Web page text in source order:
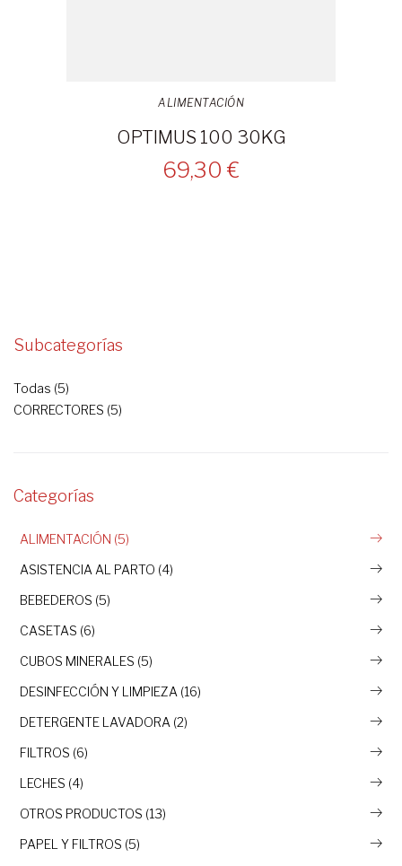
ALIMENTACIÓN
OPTIMUS 100 30KG
69,30 €
Subcategorías
Todas (5)
CORRECTORES (5)
Categorías
ALIMENTACIÓN (5)
ASISTENCIA AL PARTO (4)
BEBEDEROS (5)
CASETAS (6)
CUBOS MINERALES (5)
DESINFECCIÓN Y LIMPIEZA (16)
DETERGENTE LAVADORA (2)
FILTROS (6)
LECHES (4)
OTROS PRODUCTOS (13)
PAPEL Y FILTROS (5)